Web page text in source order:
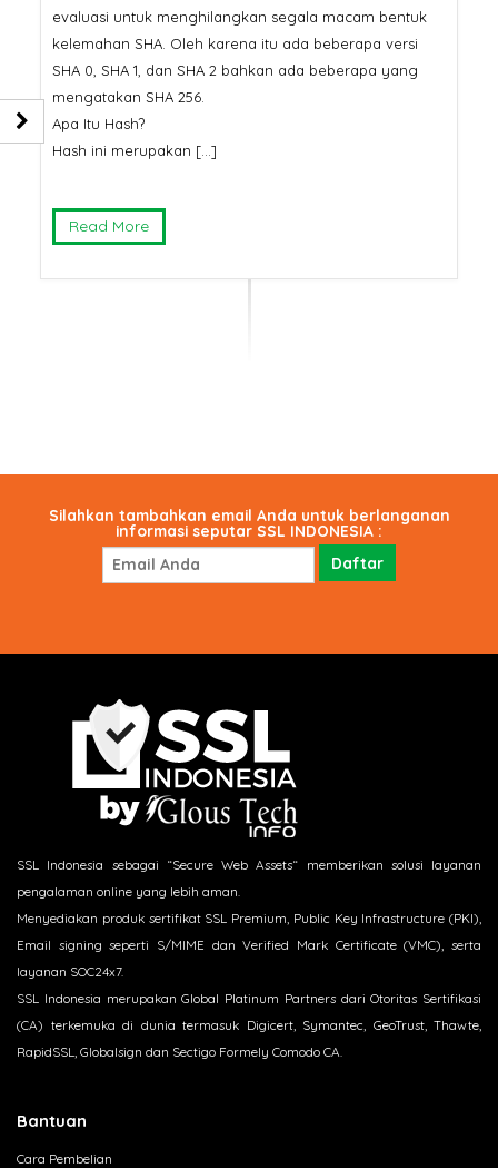
evaluasi untuk menghilangkan segala macam bentuk
kelemahan SHA. Oleh karena itu ada beberapa versi
SHA 0, SHA 1, dan SHA 2 bahkan ada beberapa yang
mengatakan SHA 256.
Apa Itu Hash?
Hash ini merupakan […]
Read More
Silahkan tambahkan email Anda untuk berlanganan
informasi seputar SSL INDONESIA :
SSL Indonesia sebagai “Secure Web Assets“ memberikan solusi layanan
pengalaman online yang lebih aman.
Menyediakan produk sertifikat SSL Premium, Public Key Infrastructure (PKI),
Email signing seperti S/MIME dan Verified Mark Certificate (VMC), serta
layanan SOC24x7.
SSL Indonesia merupakan Global Platinum Partners dari Otoritas Sertifikasi
(CA) terkemuka di dunia termasuk Digicert, Symantec, GeoTrust, Thawte,
RapidSSL, Globalsign dan Sectigo Formely Comodo CA.
Bantuan
Cara Pembelian